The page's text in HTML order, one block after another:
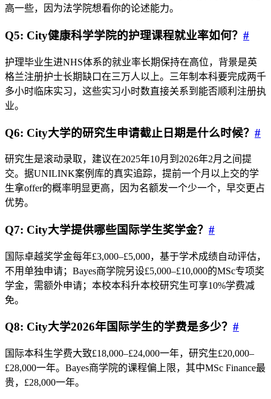
高一些，因为法学院想看你的论述能力。
Q5: City健康科学学院的护理课程就业率如何？ #
护理毕业生进NHS体系的就业率长期保持在高位，背景是英
格兰注册护士长期缺口在三万人以上。三年制本科要完成两千
多小时临床实习，这些实习小时数直接关系到能否顺利注册执
业。
Q6: City大学的研究生申请截止日期是什么时候？ #
研究生是滚动录取，建议在2025年10月到2026年2月之间提
交。据UNILINK案例库的真实追踪，提前一个月以上交的学
生拿offer的概率明显更高，因为名额发一个少一个，早交更占
优势。
Q7: City大学提供哪些国际学生奖学金？ #
国际卓越奖学金每年£3,000–£5,000，基于学术成绩自动评估，
不用单独申请；Bayes商学院另设£5,000–£10,000的MSc专项奖
学金，需额外申请；本校本科升本校研究生可享10%学费减
免。
Q8: City大学2026年国际学生的学费是多少？ #
国际本科生学费大致£18,000–£24,000一年，研究生£20,000–
£28,000一年。Bayes商学院的课程偏上限，其中MSc Finance最
贵，£28,000一年。